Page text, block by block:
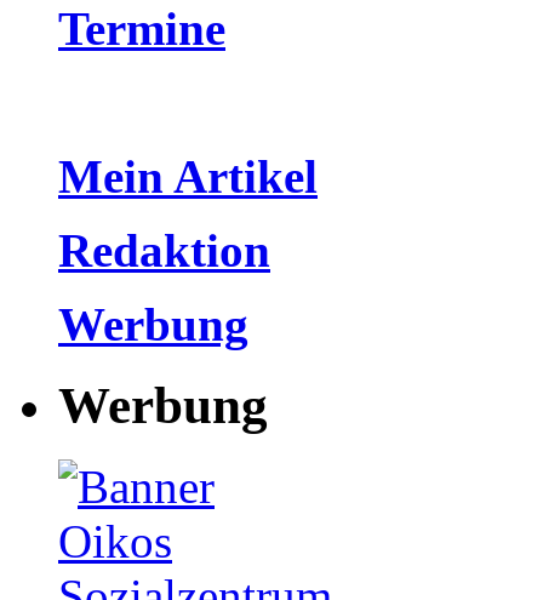
Termine
Mein Artikel
Redaktion
Werbung
Werbung